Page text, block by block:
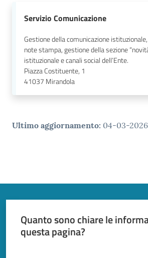
Servizio Comunicazione
Gestione della comunicazione
note stampa, gestione della sezione
istituzionale e canali social dell’Ente.
Piazza Costituente, 1
41037 Mirandola
Ultimo aggiornamento: 04-03-
Quanto sono chiare le
questa pagina?